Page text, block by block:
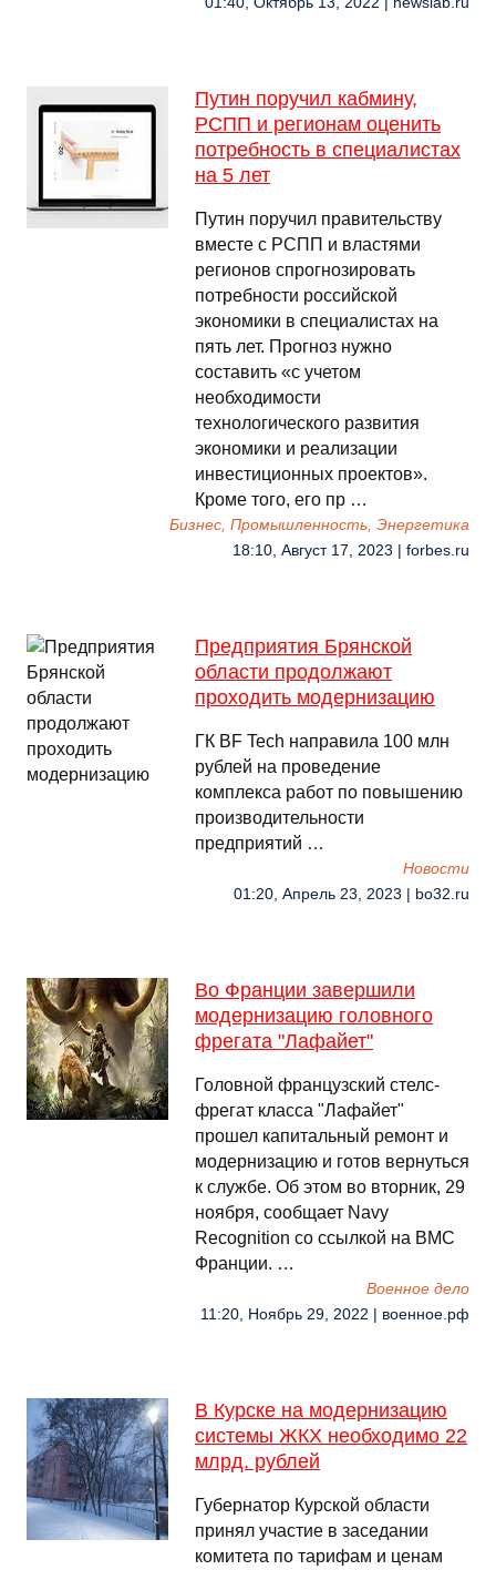
Путин поручил кабмину,
РСПП и регионам оценить
потребность в специалистах
на 5 лет
Путин поручил правительству
вместе с РСПП и властями
регионов спрогнозировать
потребности российской
экономики в специалистах на
пять лет. Прогноз нужно
составить «с учетом
необходимости
технологического развития
экономики и реализации
инвестиционных проектов».
Кроме того, его пр …
Бизнес, Промышленность, Энергетика
18:10, Август 17, 2023 | forbes.ru
Предприятия Брянской
области продолжают
проходить модернизацию
ГК BF Tech направила 100 млн
рублей на проведение
комплекса работ по повышению
производительности
предприятий …
Новости
01:20, Апрель 23, 2023 | bo32.ru
Во Франции завершили
модернизацию головного
фрегата "Лафайет"
Головной французский стелс-
фрегат класса "Лафайет"
прошел капитальный ремонт и
модернизацию и готов вернуться
к службе. Об этом во вторник, 29
ноября, сообщает Navy
Recognition со ссылкой на ВМС
Франции. …
Военное дело
11:20, Ноябрь 29, 2022 | военное.рф
В Курске на модернизацию
системы ЖКХ необходимо 22
млрд. рублей
Губернатор Курской области
принял участие в заседании
комитета по тарифам и ценам